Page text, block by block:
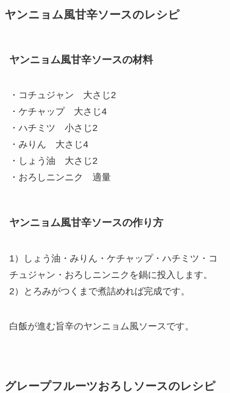
ヤンニョム風甘辛ソースのレシピ
ヤンニョム風甘辛ソースの材料
・コチュジャン 大さじ2
・ケチャップ 大さじ4
・ハチミツ 小さじ2
・みりん 大さじ4
・しょう油 大さじ2
・おろしニンニク 適量
ヤンニョム風甘辛ソースの作り方
1）しょう油・みりん・ケチャップ・ハチミツ・コ
チュジャン・おろしニンニクを鍋に投入します。
2）とろみがつくまで煮詰めれば完成です。
白飯が進む旨辛のヤンニョム風ソースです。
グレープフルーツおろしソースのレシピ